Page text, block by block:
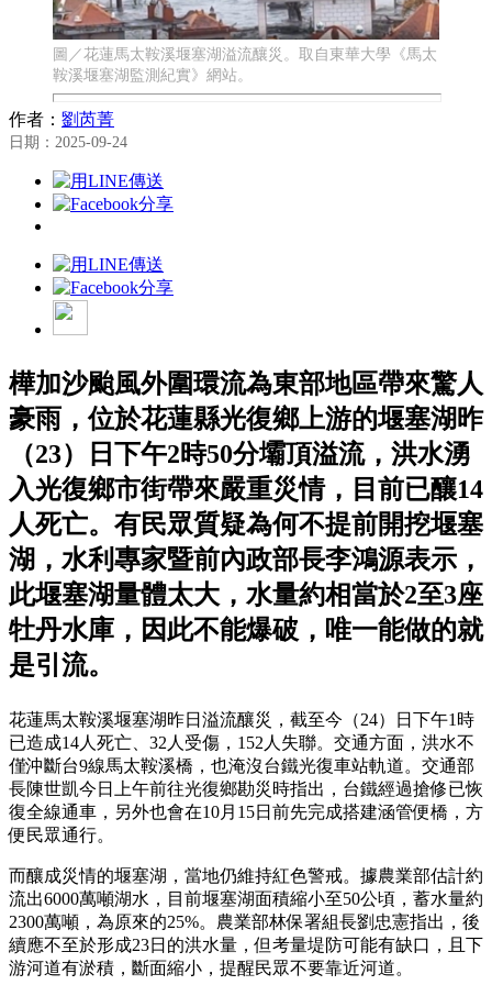
圖／花蓮馬太鞍溪堰塞湖溢流釀災。取自東華大學《馬太
鞍溪堰塞湖監測紀實》網站。
作者： 劉芮菁
日期：2025-09-24
樺加沙颱風外圍環流為東部地區帶來驚人
豪雨，位於花蓮縣光復鄉上游的堰塞湖昨
（23）日下午2時50分壩頂溢流，洪水湧
入光復鄉市街帶來嚴重災情，目前已釀14
人死亡。有民眾質疑為何不提前開挖堰塞
湖，水利專家暨前內政部長李鴻源表示，
此堰塞湖量體太大，水量約相當於2至3座
牡丹水庫，因此不能爆破，唯一能做的就
是引流。
花蓮馬太鞍溪堰塞湖昨日溢流釀災，截至今（24）日下午1時
已造成14人死亡、32人受傷，152人失聯。交通方面，洪水不
僅沖斷台9線馬太鞍溪橋，也淹沒台鐵光復車站軌道。交通部
長陳世凱今日上午前往光復鄉勘災時指出，台鐵經過搶修已恢
復全線通車，另外也會在10月15日前先完成搭建涵管便橋，方
便民眾通行。
而釀成災情的堰塞湖，當地仍維持紅色警戒。據農業部估計約
流出6000萬噸湖水，目前堰塞湖面積縮小至50公頃，蓄水量約
2300萬噸，為原來的25%。農業部林保署組長劉忠憲指出，後
續應不至於形成23日的洪水量，但考量堤防可能有缺口，且下
游河道有淤積，斷面縮小，提醒民眾不要靠近河道。